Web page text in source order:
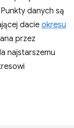
danych są
dacie okresu
przez
najstarszemu